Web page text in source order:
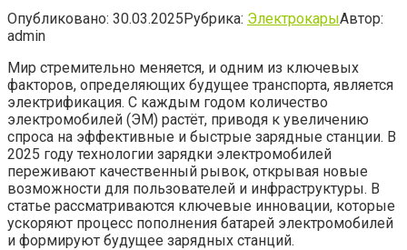
Опубликовано: 30.03.2025Рубрика: ЭлектрокарыАвтор:
admin
Мир стремительно меняется, и одним из ключевых
факторов, определяющих будущее транспорта, является
электрификация. С каждым годом количество
электромобилей (ЭМ) растёт, приводя к увеличению
спроса на эффективные и быстрые зарядные станции. В
2025 году технологии зарядки электромобилей
переживают качественный рывок, открывая новые
возможности для пользователей и инфраструктуры. В
статье рассматриваются ключевые инновации, которые
ускоряют процесс пополнения батарей электромобилей
и формируют будущее зарядных станций.